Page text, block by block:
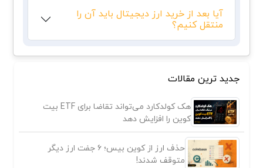
آیا بعد از خرید ارز دیجیتال باید آن را
منتقل کنیم؟
جدید ترین مقالات
هک کولدکارد می‌تواند تقاضا برای ETF بیت
کوین را افزایش دهد
حذف ارز از کوین بیس؛ ۶ جفت ارز دیگر
متوقف شدند!